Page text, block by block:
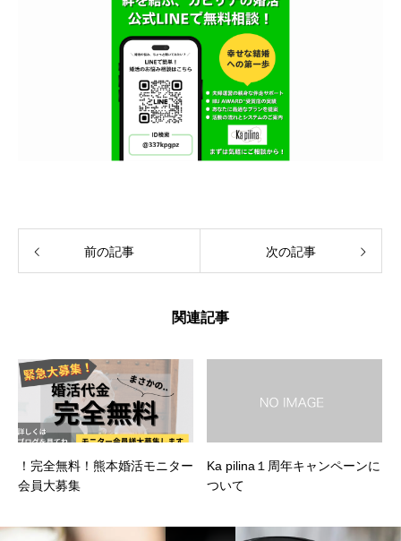
前の記事 次の記事
関連記事
！完全無料！熊本婚活モニター
会員大募集
Ka pilina１周年キャンペーンに
ついて